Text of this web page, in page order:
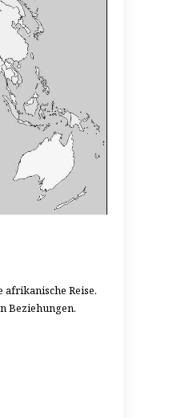
Reise.
Beziehungen.